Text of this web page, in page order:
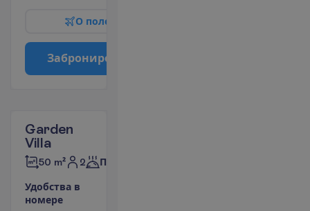
О поле
Заброниро
Garden
Villa
50 m² 2 Полупансион
Удобства в
номере